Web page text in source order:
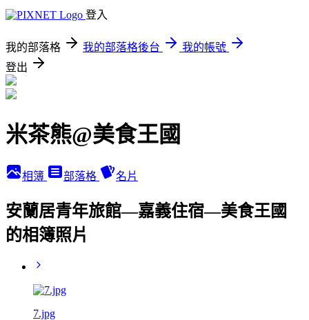
登入
我的部落格 我的部落格後台
我的帳號
登出
米茶熊@美食王國
相簿 部落格 名片
安蘭居青年旅館—嘉義住宿—美食王國
的相簿照片
7.jpg